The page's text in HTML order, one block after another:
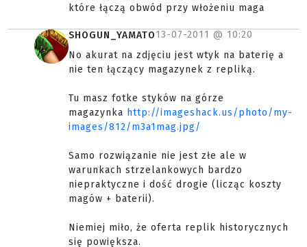
które łączą obwód przy włożeniu maga
SHOGUN_YAMATO13-07-2011 @ 10:20
No akurat na zdjęciu jest wtyk na baterię a
nie ten łączący magazynek z repliką.
Tu masz fotke styków na górze
magazynka http://imageshack.us/photo/my-
images/812/m3a1mag.jpg/
Samo rozwiązanie nie jest złe ale w
warunkach strzelankowych bardzo
niepraktyczne i dość drogie (licząc koszty
magów + baterii).
Niemiej miło, że oferta replik historycznych
się powiększa.